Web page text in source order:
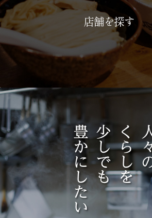
店舗を探す